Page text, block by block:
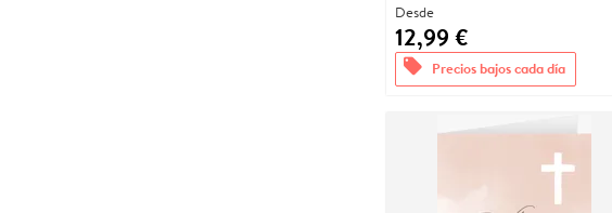
Desde
12,99 €
offers Precios bajos cada día